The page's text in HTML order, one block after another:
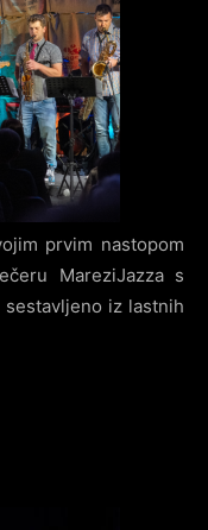
prvim nastopom
MareziJazza s
sestavljeno iz lastnih